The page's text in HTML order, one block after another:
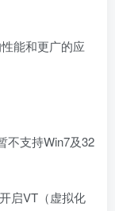
能和更广的应
不支持Win7及32
启VT（虚拟化